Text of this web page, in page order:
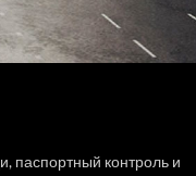
паспортный контроль и